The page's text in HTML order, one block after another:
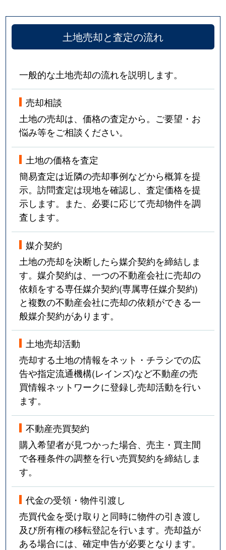
土地売却と査定の流れ
一般的な土地売却の流れを説明します。
売却相談
土地の売却は、価格の査定から。ご要望・お
悩み等をご相談ください。
土地の価格を査定
簡易査定は近隣の売却事例などから概算を提
示。訪問査定は現地を確認し、査定価格を提
示します。また、必要に応じて売却物件を調
査します。
媒介契約
土地の売却を決断したら媒介契約を締結しま
す。媒介契約は、一つの不動産会社に売却の
依頼をする専任媒介契約(専属専任媒介契約)
と複数の不動産会社に売却の依頼ができる一
般媒介契約があります。
土地売却活動
売却する土地の情報をネット・チラシでの広
告や指定流通機構(レインズ)など不動産の売
買情報ネットワークに登録し売却活動を行い
ます。
不動産売買契約
購入希望者が見つかった場合、売主・買主間
で各種条件の調整を行い売買契約を締結しま
す。
代金の受領・物件引渡し
売買代金を受け取りと同時に物件の引き渡し
及び所有権の移転登記を行います。売却益が
ある場合には、確定申告が必要となります。